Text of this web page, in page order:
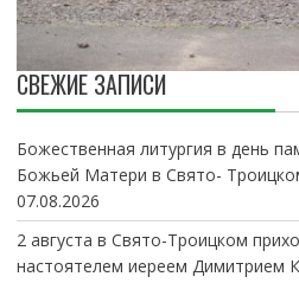
СВЕЖИЕ ЗАПИСИ
Божественная литургия в день
Божьей Матери в Свято-
07.08.2026
2 августа в Свято-Троицком
настоятелем иереем Димитрием